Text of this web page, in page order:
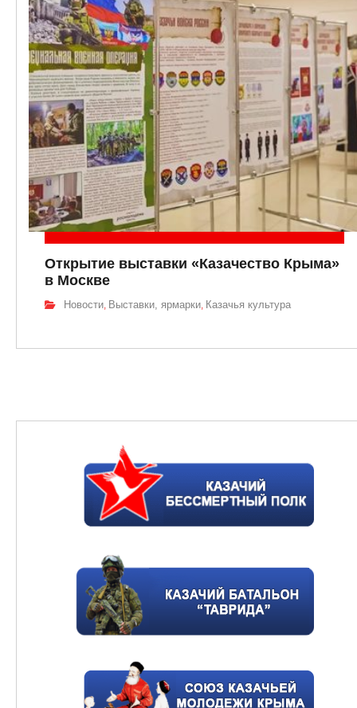
Открытие выставки «Казачество Крыма»
в Москве
Новости, Выставки, ярмарки, Казачья культура